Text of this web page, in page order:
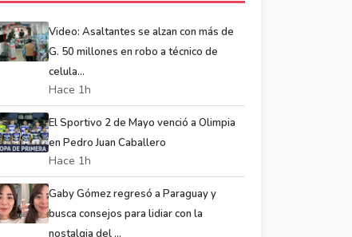
Video: Asaltantes se alzan con más de
G. 50 millones en robo a técnico de
celula...
Hace 1h
El Sportivo 2 de Mayo venció a Olimpia
en Pedro Juan Caballero
Hace 1h
Gaby Gómez regresó a Paraguay y
busca consejos para lidiar con la
nostalgia del ...